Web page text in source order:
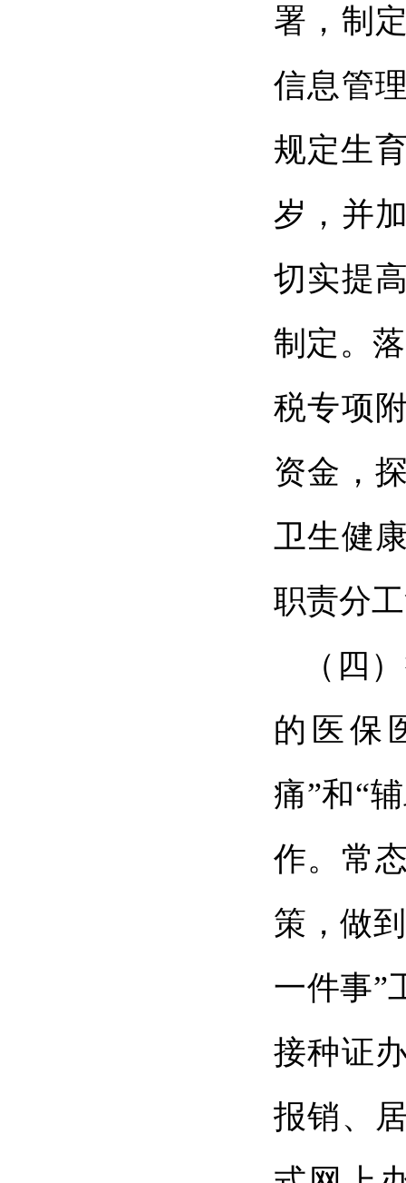
署，制
信息管
规定生
岁，并
切实提
制定。
税专项
资金，
卫生健
职责分
（四
的医保
痛”和“
作。常
策，做
一件事”
接种证
报销、